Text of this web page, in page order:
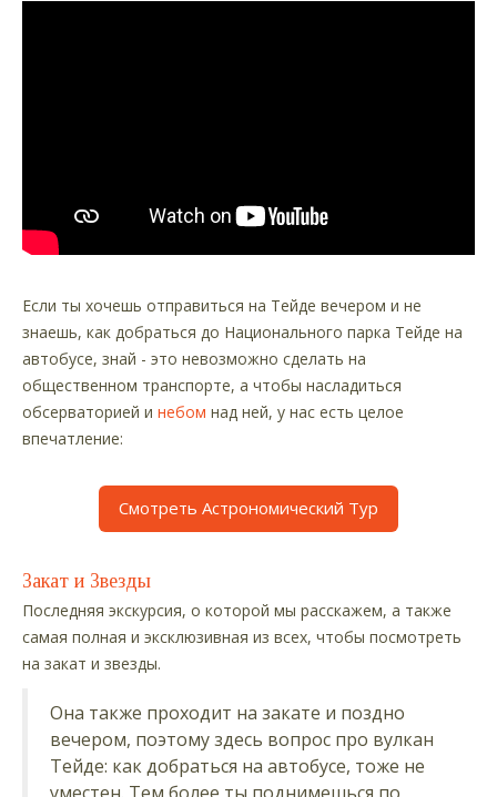
Если ты хочешь отправиться на Тейде вечером и не
знаешь, как добраться до Национального парка Тейде на
автобусе, знай - это невозможно сделать на
общественном транспорте, а чтобы насладиться
обсерваторией и небом над ней, у нас есть целое
впечатление:
Смотреть Астрономический Тур
Закат и Звезды
Последняя экскурсия, о которой мы расскажем, а также
самая полная и эксклюзивная из всех, чтобы посмотреть
на закат и звезды.
Она также проходит на закате и поздно
вечером, поэтому здесь вопрос про вулкан
Тейде: как добраться на автобусе, тоже не